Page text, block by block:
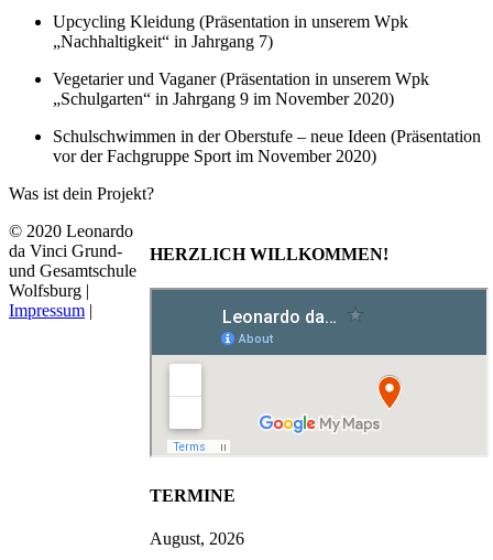
Upcycling Kleidung (Präsentation in unserem Wpk
„Nachhaltigkeit“ in Jahrgang 7)
Vegetarier und Vaganer (Präsentation in unserem Wpk
„Schulgarten“ in Jahrgang 9 im November 2020)
Schulschwimmen in der Oberstufe – neue Ideen (Präsentation
vor der Fachgruppe Sport im November 2020)
Was ist dein Projekt?
HERZLICH WILLKOMMEN!
TERMINE
August, 2026
© 2020 Leonardo
da Vinci Grund-
und Gesamtschule
Wolfsburg |
Impressum |